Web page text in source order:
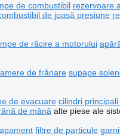
de combustibil rezervoare
de joasă presiune
de răcire a motorului
de frânare supape
de evacuare cilindri
de mână alte piese ale
filtre de particule